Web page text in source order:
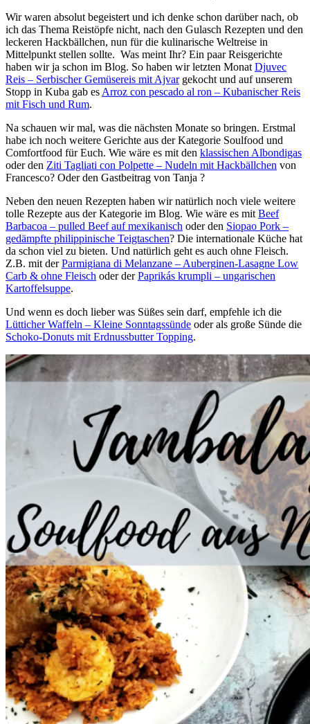
Wir waren absolut begeistert und ich denke schon darüber nach, ob
ich das Thema Reistöpfe nicht, nach den Gulasch Rezepten und den
leckeren Hackbällchen, nun für die kulinarische Weltreise in
Mittelpunkt stellen sollte. Was meint Ihr? Ein paar Reisgerichte
haben wir ja schon im Blog. So haben wir letzten Monat Djuvec
Reis – Serbischer Gemüsereis mit Ajvargekocht und auf unserem
Stopp in Kuba gab es Arroz con pescado al ron – Kubanischer Reis
mit Fisch und Rum.
Na schauen wir mal, was die nächsten Monate so bringen. Erstmal
habe ich noch weitere Gerichte aus der Kategorie Soulfood und
Comfortfood für Euch. Wie wäre es mit den klassischen Albondigas
oder den Ziti Tagliati con Polpette – Nudeln mit Hackbällchen von
Francesco? Oder den Gastbeitrag von Tanja ?
Neben den neuen Rezepten haben wir natürlich noch viele weitere
tolle Rezepte aus der Kategorie im Blog. Wie wäre es mit Beef
Barbacoa – pulled Beef auf mexikanisch oder den Siopao Pork –
gedämpfte philippinische Teigtaschen? Die internationale Küche hat
da schon viel zu bieten. Und natürlich geht es auch ohne Fleisch.
Z.B. mit derParmigiana di Melanzane – Auberginen-Lasagne Low
Carb & ohne Fleisch oder derPaprikás krumpli – ungarischen
Kartoffelsuppe.
Und wenn es doch lieber was Süßes sein darf, empfehle ich die
Lütticher Waffeln – Kleine Sonntagssünde oder als große Sünde die
Schoko-Donuts mit Erdnussbutter Topping.